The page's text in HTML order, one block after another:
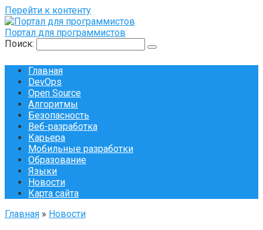
Перейти к контенту
Портал для программистов
Поиск:
Главная
DevOps
Open Source
Алгоритмы
Безопасность
Веб-разработка
Карьера
Мобильные разработки
Образование
Языки
Новости
Карта сайта
Главная » Новости